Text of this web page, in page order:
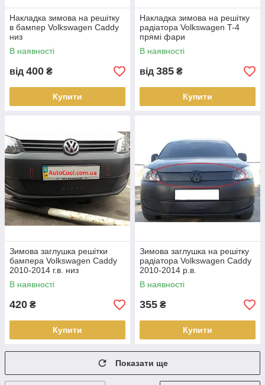
Накладка зимова на решітку
в бампер Volkswagen Caddy
низ
В наявності
від 400 ₴
Купити
Накладка зимова на решітку
радіатора Volkswagen T-4
прямі фари
В наявності
від 385 ₴
Купити
Зимова заглушка решітки
бампера Volkswagen Caddy
2010-2014 г.в. низ
В наявності
420 ₴
Купити
Зимова заглушка на решітку
радіатора Volkswagen Caddy
2010-2014 р.в.
В наявності
355 ₴
Купити
Показати ще